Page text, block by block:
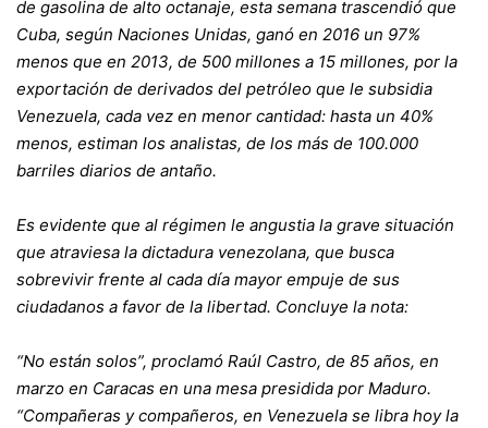
de gasolina de alto octanaje, esta semana trascendió que
Cuba, según Naciones Unidas, ganó en 2016 un 97%
menos que en 2013, de 500 millones a 15 millones, por la
exportación de derivados del petróleo que le subsidia
Venezuela, cada vez en menor cantidad: hasta un 40%
menos, estiman los analistas, de los más de 100.000
barriles diarios de antaño.
Es evidente que al régimen le angustia la grave situación
que atraviesa la dictadura venezolana, que busca
sobrevivir frente al cada día mayor empuje de sus
ciudadanos a favor de la libertad. Concluye la nota:
“No están solos”, proclamó Raúl Castro, de 85 años, en
marzo en Caracas en una mesa presidida por Maduro.
“Compañeras y compañeros, en Venezuela se libra hoy la